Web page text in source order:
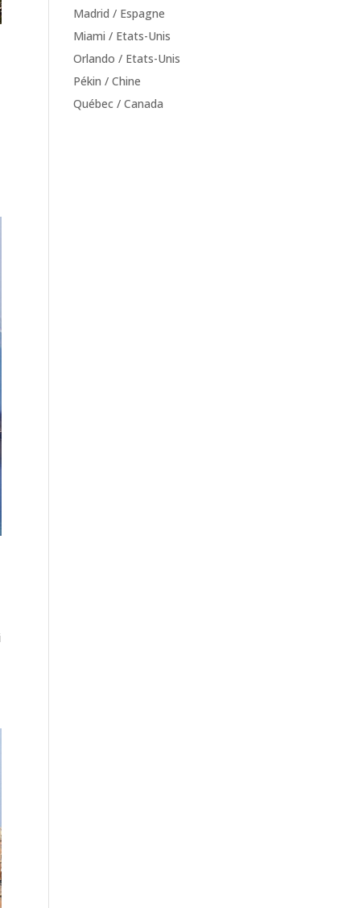
Madrid / Espagne
Miami / Etats-Unis
Orlando / Etats-Unis
Pékin / Chine
Québec / Canada